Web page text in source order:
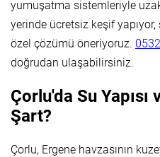
yumuşatma sistemleriyle
yerinde ücretsiz keşif
özel çözümü öneriyoruz.
doğrudan ulaşabilirsiniz.
Çorlu'da Su Yapısı
Şart?
Çorlu, Ergene havzasının